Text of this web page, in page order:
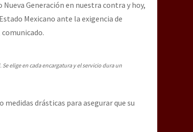
Generación en nuestra contra y hoy,
Mexicano ante la exigencia de
elige en cada encargatura y el servicio dura un
drásticas para asegurar que su